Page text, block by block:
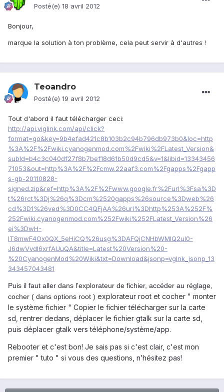
Posté(e) 18 avril 2012
Bonjour,
marque la solution à ton problème, cela peut servir à d'autres !
Teoandro
Posté(e) 19 avril 2012
Tout d'abord il faut télécharger ceci:
http://api.viglink.com/api/click?
format=go&key=9b4efad421c8b103b2c94b796db973b0&loc=http
%3A%2F%2Fwiki.cyanogenmod.com%2Fwiki%2FLatest_Version&
subId=b4c3c040df27f8b7bef18d61b50d9cd5&v=1&libid=13343456
71053&out=http%3A%2F%2Fcmw.22aaf3.com%2Fgapps%2Fgapp
s-gb-20110828-
signed.zip&ref=http%3A%2F%2Fwww.google.fr%2Furl%3Fsa%3D
t%26rct%3Dj%26q%3Dcm%2520gapps%26source%3Dweb%26
cd%3D1%26ved%3D0CC4QFjAA%26url%3Dhttp%253A%252F%
252Fwiki.cyanogenmod.com%252Fwiki%252FLatest_Version%26
ei%3DwH-
IT8mwF4Ox0QX_5eHiCQ%26usg%3DAFQjCNHbWMlQ2uI0-
J6dwVvdI6xrfAUuQA&title=Latest%20Version%20-
%20CyanogenMod%20Wiki&txt=Download&jsonp=vglnk_jsonp_13
343457043481
Puis il faut aller dans l'explorateur de fichier, accéder au réglage,
cocher ( dans options root ) explorateur root et cocher " monter
le système fichier " Copier le fichier télécharger sur la carte
sd, rentrer dedans, déplacer le fichier gtalk sur la carte sd,
puis déplacer gtalk vers téléphone/système/app.
Rebooter et c'est bon! Je sais pas si c'est clair, c'est mon
premier " tuto " si vous des questions, n’hésitez pas!